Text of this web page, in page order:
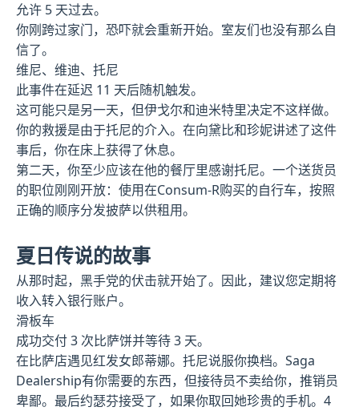
允许 5 天过去。
你刚跨过家门，恐吓就会重新开始。室友们也没有那么自
信了。
维尼、维迪、托尼
此事件在延迟 11 天后随机触发。
这可能只是另一天，但伊戈尔和迪米特里决定不这样做。
你的救援是由于托尼的介入。在向黛比和珍妮讲述了这件
事后，你在床上获得了休息。
第二天，你至少应该在他的餐厅里感谢托尼。一个送货员
的职位刚刚开放：使用在Consum-R购买的自行车，按照
正确的顺序分发披萨以供租用。
夏日传说的故事
从那时起，黑手党的伏击就开始了。因此，建议您定期将
收入转入银行账户。
滑板车
成功交付 3 次比萨饼并等待 3 天。
在比萨店遇见红发女郎蒂娜。托尼说服你换档。Saga
Dealership有你需要的东西，但接待员不卖给你，推销员
卑鄙。最后约瑟芬接受了，如果你取回她珍贵的手机。4